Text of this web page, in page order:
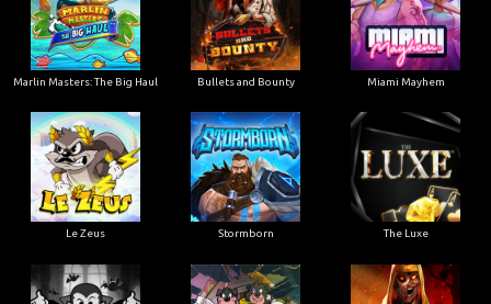
Marlin Masters: The Big Haul Bullets and Bounty Miami Mayhem
Le Zeus Stormborn The Luxe